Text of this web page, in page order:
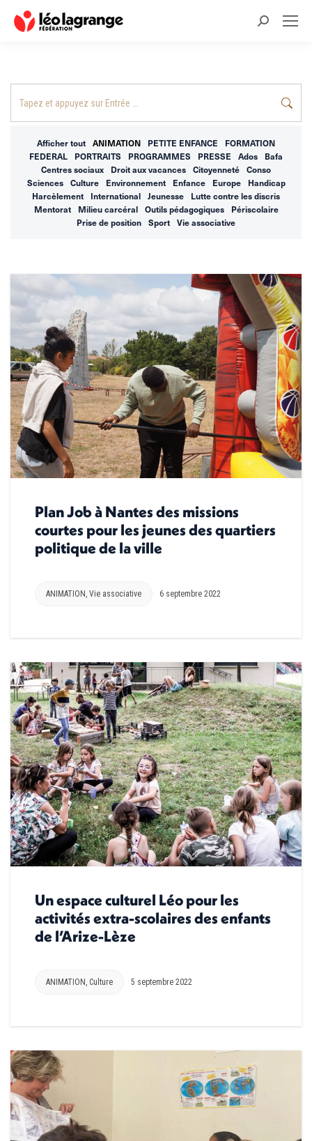
Recherche
Afficher tout ANIMATION PETITE ENFANCE
FORMATION
FEDERAL
PORTRAITS PROGRAMMES PRESSE Ados
Bafa
Centres sociaux
Droit aux vacances Citoyenneté
Conso
Sciences
Culture Environnement Enfance Europe
Handicap
Harcèlement
International Jeunesse
Lutte contre les discris
Mentorat
Milieu carcéral Outils pédagogiques
Périscolaire
Prise de position
Sport Vie associative
Plan Job à Nantes des missions
courtes pour les jeunes des quartiers
politique de la ville
ANIMATION, Vie associative 6 septembre 2022
Un espace culturel Léo pour les
activités extra-scolaires des enfants
de l’Arize-Lèze
ANIMATION Culture 5 septembre 2022